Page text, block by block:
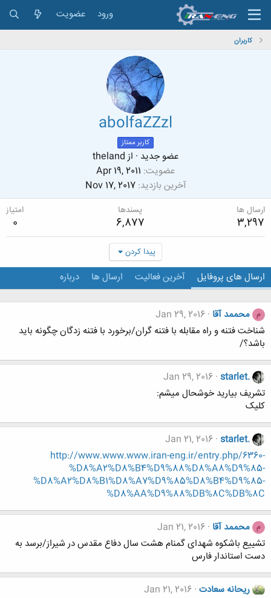
ورود عضویت
کاربران
abolfaZZzl
کاربر ممتاز
عضو جدید · از theland
عضویت Apr 19, 2011
آخرین بازدید Nov 17, 2017
ارسال ها
3,297
پسندها
6,877
امتیاز
0
پیدا کردن
ارسال های پروفایل آخرین فعالیت ارسال ها درباره
م محممد آقا Jan 29, 2016
شناخت فتنه و راه مقابله با فتنه گران/برخورد با فتنه زدگان چگونه باید
باشد؟/
starlet.
Jan 29, 2016
تشریف بیارید خوشحال میشم:
کلیک
starlet.
Jan 21, 2016
http://www.www.www.iran-eng.ir/entry.php/6360-
%D8%A2%D8%B4%D9%88%D8%A8%D9%85-
%D8%A2%D8%B1%D8%A7%D9%85%D8%B4%D9%85-
%D8%AA%D9%88%DB%8C%DB%8C
م محممد آقا Jan 21, 2016
تشییع باشکوه شهدای گمنام هشت سال دفاع مقدس در شیراز/برسد به
دست استاندار فارس
ریحانه سعادت Jan 21, 2016